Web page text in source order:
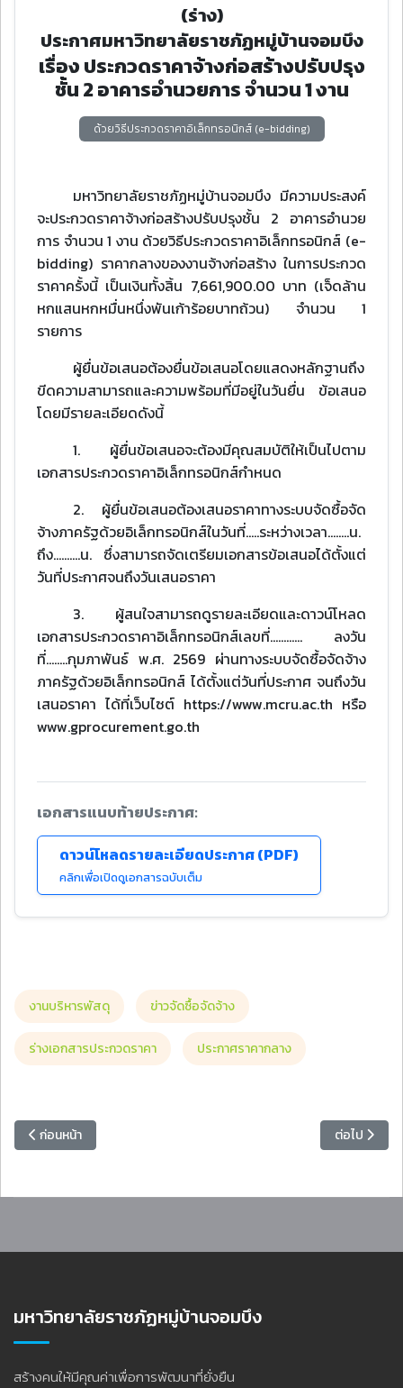
(ร่าง)
ประกาศมหาวิทยาลัยราชภัฏหมู่บ้านจอมบึง
เรื่อง ประกวดราคาจ้างก่อสร้างปรับปรุง
ชั้น 2 อาคารอำนวยการ จํานวน 1 งาน
ด้วยวิธีประกวดราคาอิเล็กทรอนิกส์ (e-bidding)
มหาวิทยาลัยราชภัฏหมู่บ้านจอมบึง มีความประสงค์
จะประกวดราคาจ้างก่อสร้างปรับปรุงชั้น 2 อาคารอำนวย
การ จํานวน 1 งาน ด้วยวิธีประกวดราคาอิเล็กทรอนิกส์ (e-
bidding) ราคากลางของงานจ้างก่อสร้าง ในการประกวด
ราคาครั้งนี้ เป็นเงินทั้งสิ้น 7,661,900.00 บาท (เจ็ดล้าน
หกแสนหกหมื่นหนึ่งพันเก้าร้อยบาทถ้วน) จํานวน 1
รายการ
ผู้ยื่นข้อเสนอต้องยื่นข้อเสนอโดยแสดงหลักฐานถึง
ขีดความสามารถและความพร้อมที่มีอยู่ในวันยื่น ข้อเสนอ
โดยมีรายละเอียดดังนี้
1. ผู้ยื่นข้อเสนอจะต้องมีคุณสมบัติให้เป็นไปตาม
เอกสารประกวดราคาอิเล็กทรอนิกส์กําหนด
2. ผู้ยื่นข้อเสนอต้องเสนอราคาทางระบบจัดซื้อจัด
จ้างภาครัฐด้วยอิเล็กทรอนิกส์ในวันที่.....ระหว่างเวลา........น.
ถึง..........น. ซึ่งสามารถจัดเตรียมเอกสารข้อเสนอได้ตั้งแต่
วันที่ประกาศจนถึงวันเสนอราคา
3. ผู้สนใจสามารถดูรายละเอียดและดาวน์โหลด
เอกสารประกวดราคาอิเล็กทรอนิกส์เลขที่............ ลงวัน
ที่........กุมภาพันธ์ พ.ศ. 2569 ผ่านทางระบบจัดซื้อจัดจ้าง
ภาครัฐด้วยอิเล็กทรอนิกส์ ได้ตั้งแต่วันที่ประกาศ จนถึงวัน
เสนอราคา ได้ที่เว็บไซต์ https://www.mcru.ac.th หรือ
www.gprocurement.go.th
เอกสารแนบท้ายประกาศ:
ดาวน์โหลดรายละเอียดประกาศ (PDF)
คลิกเพื่อเปิดดูเอกสารฉบับเต็ม
งานบริหารพัสดุ ข่าวจัดซื้อจัดจ้าง
ร่างเอกสารประกวดราคา ประกาศราคากลาง
เนื้อหาก่อนหน้า: ประกาศประกวดราคาจ้างก่อสร้างปรับปรุงชั้น 2 อาคารอำ
ก่อนหน้า เนื้อหาถัดไป
ต่อไป
มหาวิทยาลัยราชภัฏหมู่บ้านจอมบึง
สร้างคนให้มีคุณค่าเพื่อการพัฒนาที่ยั่งยืน